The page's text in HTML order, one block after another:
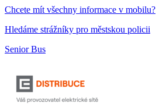
Chcete mít všechny informace v mobilu?
Hledáme strážníky pro městskou policii
Senior Bus